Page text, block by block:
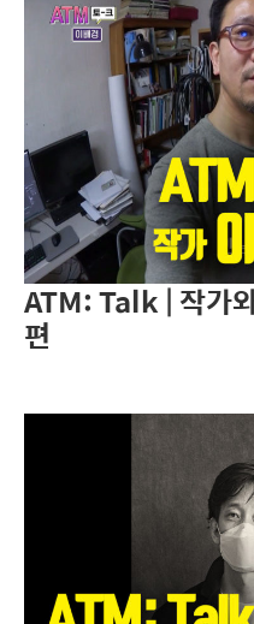
ATM: Talk | 작가
편